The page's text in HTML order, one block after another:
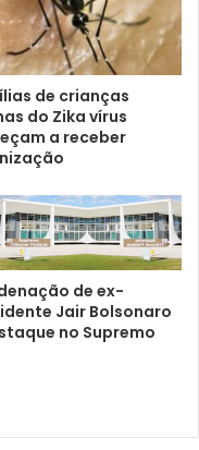
de crianças
do Zika vírus
a receber
de ex-
Jair Bolsonaro
no Supremo